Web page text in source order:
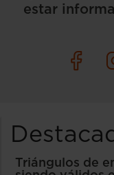
estar
Triángulos de